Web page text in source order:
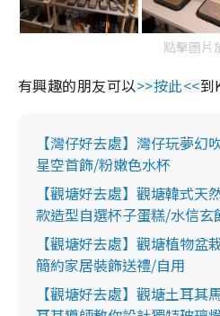
點擊圖片
有興趣的朋友可以>>按此<<到
【灣仔好去處】灣仔玩夢幻
星空首飾/粉嫩色水杯
【觀塘好去處】觀塘韓式天
款造型自選杯子蛋糕/水信玄
【觀塘好去處】觀塘植物盆
簡約家居裝飾送禮/自用
【觀塘好去處】觀塘土耳其